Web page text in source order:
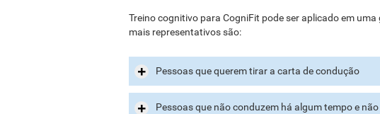
Treino cognitivo para CogniFit pode ser aplicado em
mais representativos são:
Pessoas que querem tirar a carta de condução
Pessoas que não conduzem há algum tempo e